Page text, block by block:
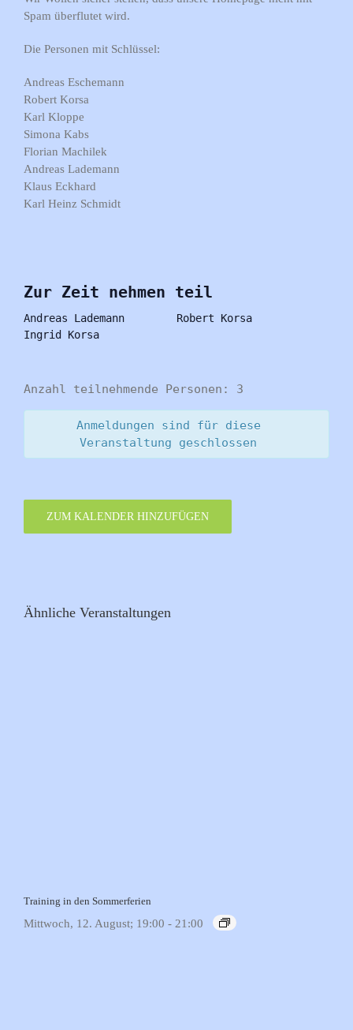
Spam überflutet wird.
Die Personen mit Schlüssel:
Andreas Eschemann
Robert Korsa
Karl Kloppe
Simona Kabs
Florian Machilek
Andreas Lademann
Klaus Eckhard
Karl Heinz Schmidt
Zur Zeit nehmen teil
Andreas Lademann
Ingrid Korsa
Robert Korsa
Anzahl teilnehmende Personen: 3
Anmeldungen sind für diese
Veranstaltung geschlossen
ZUM KALENDER HINZUFÜGEN
Ähnliche Veranstaltungen
Training in den Sommerferien
Mittwoch, 12. August; 19:00 - 21:00